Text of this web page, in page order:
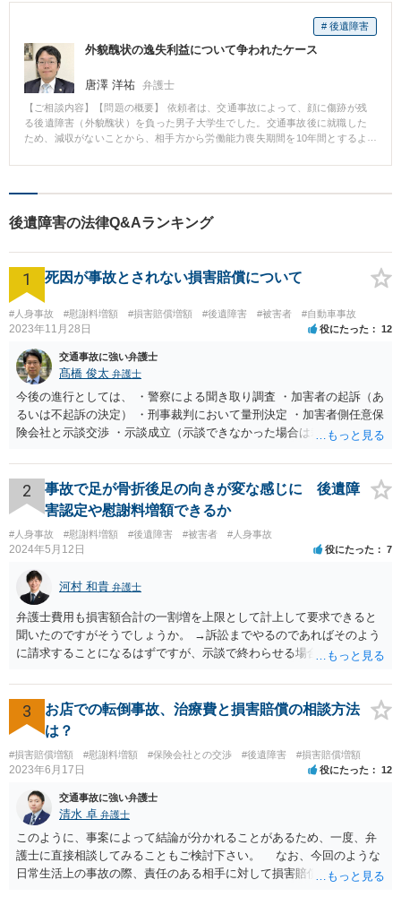
# 後遺障害
外貌醜状の逸失利益について争われたケース
唐澤 洋祐 弁護士
【ご相談内容】【問題の概要】 依頼者は、交通事故によって、顔に傷跡が残
る後遺障害（外貌醜状）を負った男子大学生でした。交通事故後に就職した
ため、減収がないことから、相手方から労働能力喪失期間を10年間とするよ
は、関係する裁判例を提出しつつ、就職先の規模、営業職で対人折衝が必要
間を67歳までとするよう争いました。 【結果】 依頼者の主張が認められ、労
働能力喪失期間が67歳まで認定されて、和解しました。
後遺障害の法律Q&Aランキング
1 死因が事故とされない損害賠償について
#人身事故 #慰謝料増額 #損害賠償増額 #後遺障害 #被害者 #自動車事故
2023年11月28日 役にたった 12
交通事故に強い弁護士
髙橋 俊太 弁護士
今後の進行としては、 ・警察による聞き取り調査 ・加害者の起訴（あ
るいは不起訴の決定） ・刑事裁判において量刑決定 ・加害者側任意保
険会社と示談交渉 ・示談成立（示談できなかった場合は裁判） となり
加害者に対する処罰感情など尋ねられるはずですので、率直にお答え
になるとよいと思います。
2
事故で足が骨折後足の向きが変な感じに 後遺障
害認定や慰謝料増額できるか
#人身事故 #慰謝料増額 #後遺障害 #被害者 #人身事故
2024年5月12日 役にたった 7
河村 和貴 弁護士
弁護士費用も損害額合計の一割増を上限として計上して要求できると
聞いたのですがそうでしょうか。 →訴訟までやるのであればそのよう
に請求することになるはずですが、示談で終わらせる場合には、そこ
ならほとんど充足できるか多くが返ってくるイメージなので頼むのも
いいかなと思うのですが。 →LAC基準でもそうかもしれませんし、交
通事故事案ではより定額の費用としている法律事務所も多いように思
います。費用面も含めて、弁護士さんを検討してみるとよいかもしれ
ませんね。 かなり具体的な話も多くなっているので、法律事務所に問
い合わせてみるとよいと思います。
3
お店での転倒事故、治療費と損害賠償の相談方法
は？
#損害賠償増額 #慰謝料増額 #保険会社との交渉 #後遺障害 #損害賠償増額
2023年6月17日 役にたった 12
交通事故に強い弁護士
清水 卓 弁護士
このように、事案によって結論が分かれることがあるため、一度、弁
護士に直接相談してみることもご検討下さい。 なお、今回のような
日常生活上の事故の際、責任のある相手に対して損害賠償請求する際